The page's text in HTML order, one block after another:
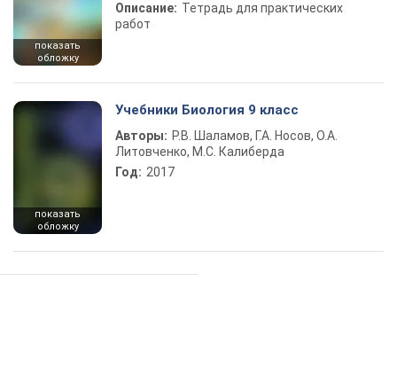
показать
обложку
Описание: Тетрадь для практических
работ
показать
обложку
Учебники Биология 9 класс
Авторы: Р.В. Шаламов, Г.А. Носов, О.А.
Литовченко, М.С. Калиберда
Год: 2017